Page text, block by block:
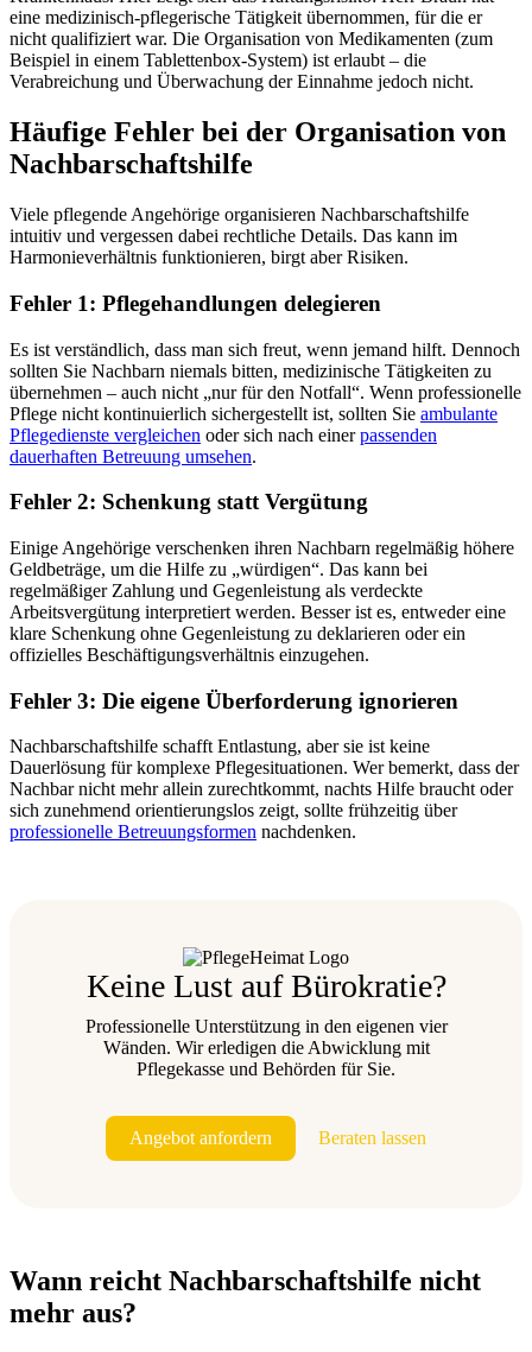
eine medizinisch-pflegerische Tätigkeit übernommen, für die er
nicht qualifiziert war. Die Organisation von Medikamenten (zum
Beispiel in einem Tablettenbox-System) ist erlaubt – die
Verabreichung und Überwachung der Einnahme jedoch nicht.
Häufige Fehler bei der Organisation von
Nachbarschaftshilfe
Viele pflegende Angehörige organisieren Nachbarschaftshilfe
intuitiv und vergessen dabei rechtliche Details. Das kann im
Harmonieverhältnis funktionieren, birgt aber Risiken.
Fehler 1: Pflegehandlungen delegieren
Es ist verständlich, dass man sich freut, wenn jemand hilft. Dennoch
sollten Sie Nachbarn niemals bitten, medizinische Tätigkeiten zu
übernehmen – auch nicht „nur für den Notfall“. Wenn professionelle
Pflege nicht kontinuierlich sichergestellt ist, sollten Sie ambulante
Pflegedienste vergleichen oder sich nach einerpassenden
dauerhaften Betreuung umsehen.
Fehler 2: Schenkung statt Vergütung
Einige Angehörige verschenken ihren Nachbarn regelmäßig höhere
Geldbeträge, um die Hilfe zu „würdigen“. Das kann bei
regelmäßiger Zahlung und Gegenleistung als verdeckte
Arbeitsvergütung interpretiert werden. Besser ist es, entweder eine
klare Schenkung ohne Gegenleistung zu deklarieren oder ein
offizielles Beschäftigungsverhältnis einzugehen.
Fehler 3: Die eigene Überforderung ignorieren
Nachbarschaftshilfe schafft Entlastung, aber sie ist keine
Dauerlösung für komplexe Pflegesituationen. Wer bemerkt, dass der
Nachbar nicht mehr allein zurechtkommt, nachts Hilfe braucht oder
sich zunehmend orientierungslos zeigt, sollte frühzeitig über
professionelle Betreuungsformen nachdenken.
Keine Lust auf Bürokratie?
Professionelle Unterstützung in den eigenen vier
Wänden. Wir erledigen die Abwicklung mit
Pflegekasse und Behörden für Sie.
Angebot anfordern Beraten lassen
Wann reicht Nachbarschaftshilfe nicht
mehr aus?